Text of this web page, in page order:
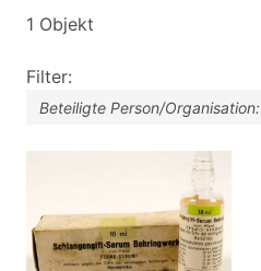
1 Objekt
Filter:
Beteiligte Person/Organisation: